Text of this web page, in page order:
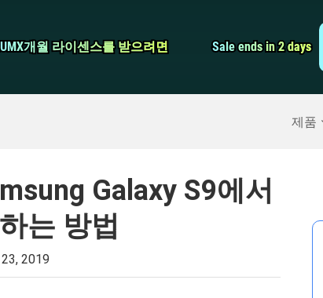
개월 라이센스를 받으려면
개월 라이센스를 받으려면 Sale ends in 2 days
Sale ends in 2 days
제품
스크린 레코더
Galaxy S9에서
는 방법
2019